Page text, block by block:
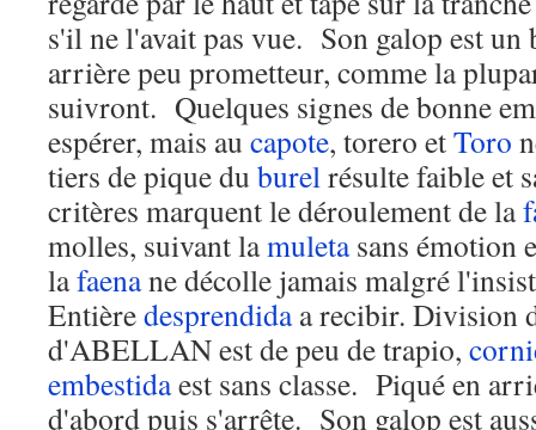
s'il ne l'avait pas vue. Son galop est
arrière peu prometteur, comme la
suivront. Quelques signes de bonne
espérer, mais au capote, torero etToro
tiers de pique du burelrésulte faible et
critères marquent le déroulement de la
molles, suivant lamuletasans émotion
lafaenane décolle jamais malgré
Entièredesprendidaa recibir. Division
d'ABELLAN est de peu de trapio,
embestidaest sans classe. Piqué en
d'abord puis s'arrête. Son galop est